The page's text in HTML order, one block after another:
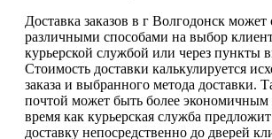
Доставка заказов в г Волгодонск может
различными способами на выбор
курьерской службой или через пункты
Стоимость доставки калькулируется
заказа и выбранного метода доставки.
почтой может быть более экономичным
время как курьерская служба
доставку непосредственно до дверей